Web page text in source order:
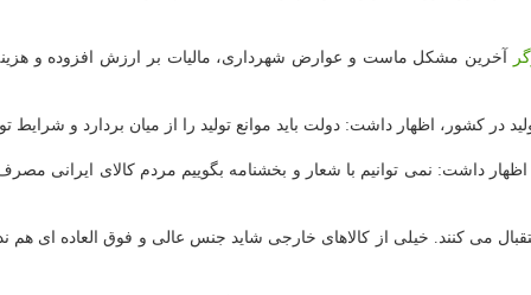
آخرین مشكل ماست و عوارض شهرداری، مالیات بر ارزش افزوده و
در كشور، اظهار داشت: دولت باید موانع تولید را از میان بردارد و شرایط
داشت: نمی توانیم با شعار و بخشنامه بگوییم مردم كالای ایرانی
می كنند. خیلی از كالاهای خارجی شاید جنس عالی و فوق العاده ای هم